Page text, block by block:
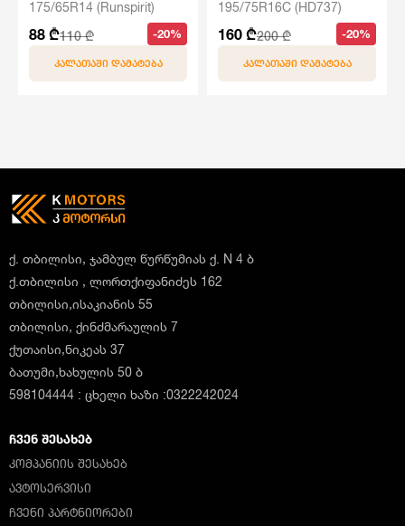
175/65R14 (Runspirit)
88 ₾110 ₾ -20%
ᲙᲐᲚᲐᲗᲐᲨᲘ ᲓᲐᲛᲐᲢᲔᲑᲐ
195/75R16C (HD737)
160 ₾200 ₾ -20%
ᲙᲐᲚᲐᲗᲐᲨᲘ ᲓᲐᲛᲐᲢᲔᲑᲐ
ქ. თბილისი, ჯამბულ წურწუმიას ქ. N 4 ბ
ქ.თბილისი , ლორთქიფანიძეს 162
თბილისი,ისაკიანის 55
თბილისი, ქინძმარაულის 7
ქუთაისი,ნიკეას 37
ბათუმი,ხახულის 50 ბ
598104444 : ცხელი ხაზი :0322242024
ᲩᲕᲔᲜ ᲨᲔᲡᲐᲮᲔᲑ
ᲙᲝᲛᲞᲐᲜᲘᲘᲡ ᲨᲔᲡᲐᲮᲔᲑ
ᲐᲕᲢᲝᲡᲔᲠᲕᲘᲡᲘ
ᲩᲕᲔᲜᲘ ᲞᲐᲠᲢᲜᲘᲝᲠᲔᲑᲘ